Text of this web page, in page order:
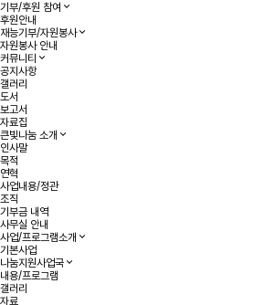
기부/후원 참여
후원안내
재능기부/자원봉사
자원봉사 안내
커뮤니티
공지사항
갤러리
도서
보고서
자료집
큰빛나눔 소개
인사말
목적
연혁
사업내용/정관
조직
기부금 내역
사무실 안내
사업/프로그램소개
기본사업
나눔지원사업국
내용/프로그램
갤러리
자료